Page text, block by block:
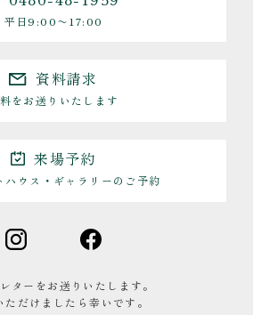
平日9:00〜17:00
資料請求
をお送りいたします
来場予約
ハウス・ギャラリーのご予約
ターをお送りいたします。
ただけましたら幸いです。